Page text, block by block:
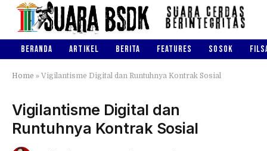
BERANDA ARTIKEL BERITA FEATURES SOSOK
Home » Vigilantisme Digital dan Runtuhnya Kontrak Sosial
Vigilantisme Digital dan
Runtuhnya Kontrak Sosial